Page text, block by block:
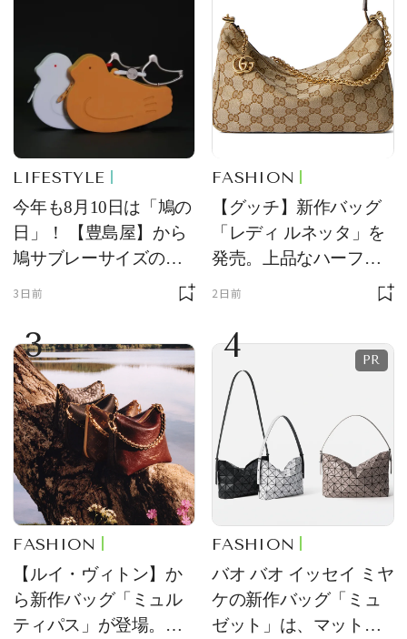
LIFESTYLE
今年も8月10日は「鳩の
日」！ 【豊島屋】から
鳩サブレーサイズのポ
ーチ「はとっこ」を限
3日前
FASHION
【グッチ】新作バッグ
「レディ ルネッタ」を
発売。上品なハーフム
ーン型がスタイリング
2日前
3
FASHION
【ルイ・ヴィトン】か
ら新作バッグ「ミュル
ティパス」が登場。ミ
4
FASHION
バオ バオ イッセイ ミヤ
ケの新作バッグ「ミュ
ゼット」は、マットな